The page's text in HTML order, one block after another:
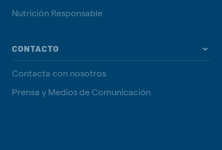
Nutrición Responsable
CONTACTO
Contacta con nosotros
Prensa y Medios de Comunicación